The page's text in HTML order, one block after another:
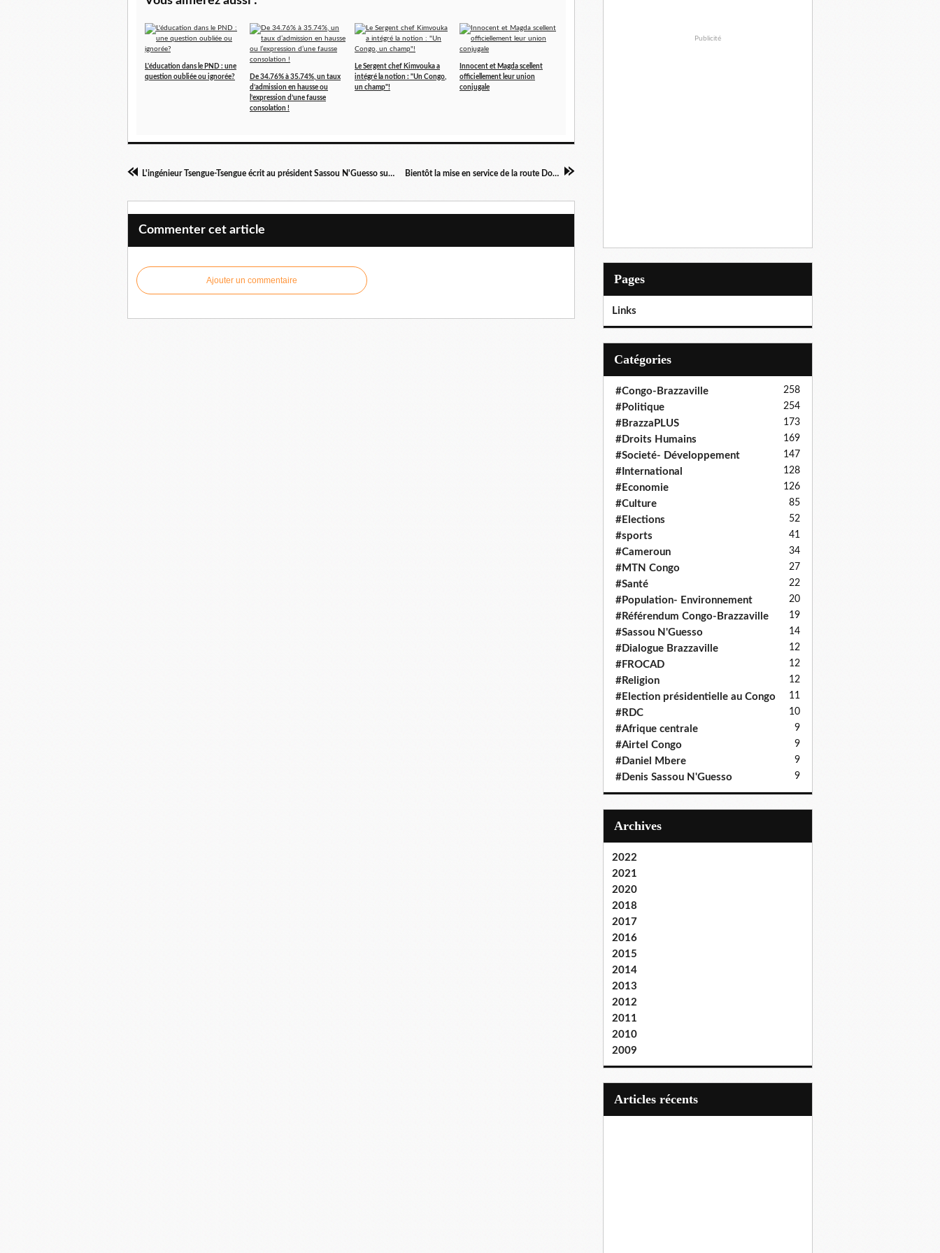
L'éducation dans le PND : une
question oubliée ou ignorée?
De 34.76% à 35.74%, un taux
d’admission en hausse ou
l’expression d’une fausse
consolation !
Le Sergent chef Kimvouka a
intégré la notion : "Un Congo,
un champ"!
Innocent et Magda scellent
officiellement leur union
conjugale
L'ingénieur Tsengue-Tsengue écrit au président Sassou N'Guesso sur les pluies à Brazzaville Bientôt la mise en service de la route Dolisie-Brazzaville
Commenter cet article
Ajouter un commentaire
Publicité
Pages
Links
Catégories
#Congo-Brazzaville 258
#Politique 254
#BrazzaPLUS 173
#Droits Humains 169
#Societé- Développement 147
#International 128
#Economie 126
#Culture 85
#Elections 52
#sports 41
#Cameroun 34
#MTN Congo 27
#Santé 22
#Population- Environnement 20
#Référendum Congo-Brazzaville 19
#Sassou N'Guesso 14
#Dialogue Brazzaville 12
#FROCAD 12
#Religion 12
#Election présidentielle au Congo 11
#RDC 10
#Afrique centrale 9
#Airtel Congo 9
#Daniel Mbere 9
#Denis Sassou N'Guesso 9
Archives
2022
2021
2020
2018
2017
2016
2015
2014
2013
2012
2011
2010
2009
articles récents